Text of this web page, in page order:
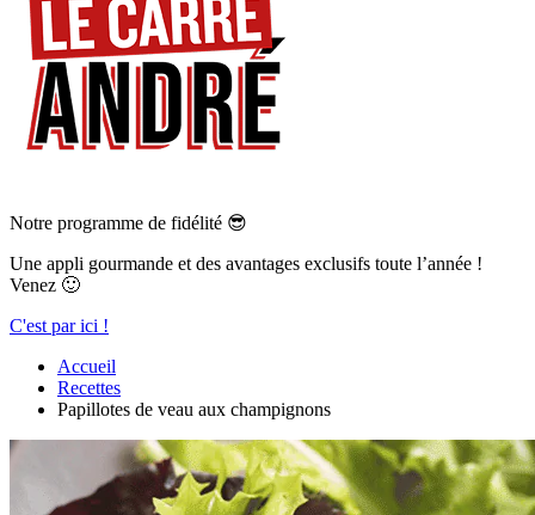
Notre programme de fidélité 😎
Une appli gourmande et des avantages exclusifs toute l’année !
Venez 🙂
C'est par ici !
Accueil
Recettes
Papillotes de veau aux champignons